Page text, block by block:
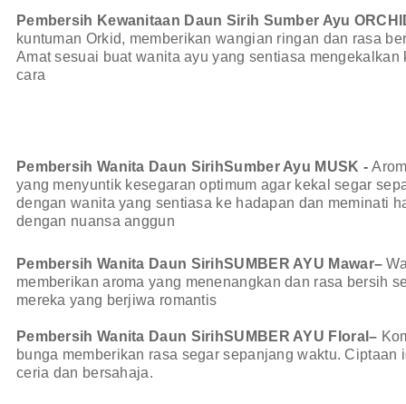
Pembersih Kewanitaan Daun Sirih Sumber Ayu
kuntuman Orkid, memberikan wangian ringan dan rasa
Amat sesuai buat wanita ayu yang sentiasa
cara
Pembersih Wanita Daun SirihSumber Ayu MUSK -
yang menyuntik kesegaran optimum agar kekal segar
dengan wanita yang sentiasa ke hadapan dan meminati
dengan nuansa anggun
Pembersih Wanita Daun SirihSUMBER AYU Mawar–
memberikan aroma yang menenangkan dan rasa bersih
mereka yang berjiwa romantis
Pembersih Wanita Daun SirihSUMBER AYU Floral–
bunga memberikan rasa segar sepanjang waktu.
ceria dan bersahaja.